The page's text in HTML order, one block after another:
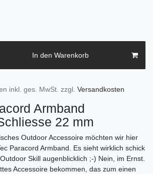
In den Warenkorb
inkl. ges. MwSt. zzgl. Versandkosten
Armband
22 mm
Outdoor Accessoire möchten wir hier
Paracord Armband. Es sieht wirklich schick
Skill augenblicklich ;-) Nein, im Ernst.
Accessoire bekommen, das zum einen